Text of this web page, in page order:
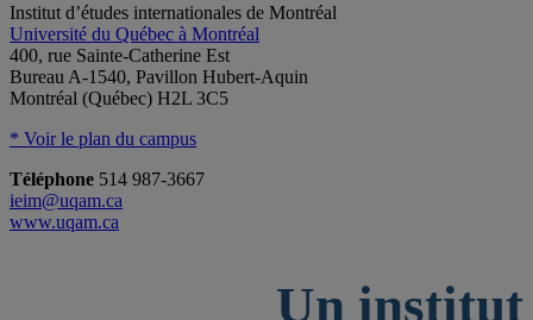
Institut d’études internationales de Montréal
Université du Québec à Montréal
400, rue Sainte-Catherine Est
Bureau A-1540, Pavillon Hubert-Aquin
Montréal (Québec) H2L 3C5
* Voir le plan du campus
Téléphone 514 987-3667
ieim@uqam.ca
www.uqam.ca
Un institut